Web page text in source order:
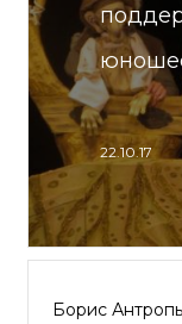
22.10.17
Борис